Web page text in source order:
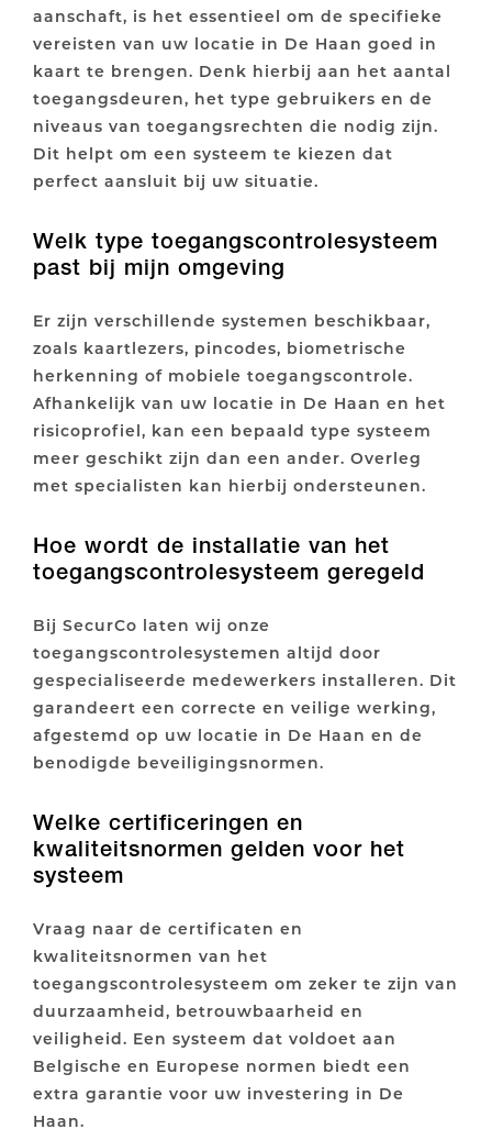
aanschaft, is het essentieel om de specifieke
vereisten van uw locatie in De Haan goed in
kaart te brengen. Denk hierbij aan het aantal
toegangsdeuren, het type gebruikers en de
niveaus van toegangsrechten die nodig zijn.
Dit helpt om een systeem te kiezen dat
perfect aansluit bij uw situatie.
Welk type toegangscontrolesysteem
past bij mijn omgeving
Er zijn verschillende systemen beschikbaar,
zoals kaartlezers, pincodes, biometrische
herkenning of mobiele toegangscontrole.
Afhankelijk van uw locatie in De Haan en het
risicoprofiel, kan een bepaald type systeem
meer geschikt zijn dan een ander. Overleg
met specialisten kan hierbij ondersteunen.
Hoe wordt de installatie van het
toegangscontrolesysteem geregeld
Bij SecurCo laten wij onze
toegangscontrolesystemen altijd door
gespecialiseerde medewerkers installeren. Dit
garandeert een correcte en veilige werking,
afgestemd op uw locatie in De Haan en de
benodigde beveiligingsnormen.
Welke certificeringen en
kwaliteitsnormen gelden voor het
systeem
Vraag naar de certificaten en
kwaliteitsnormen van het
toegangscontrolesysteem om zeker te zijn van
duurzaamheid, betrouwbaarheid en
veiligheid. Een systeem dat voldoet aan
Belgische en Europese normen biedt een
extra garantie voor uw investering in De
Haan.